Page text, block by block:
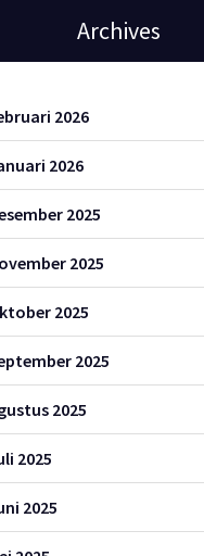
Archives
2026
2026
2025
2025
2025
2025
2025
2025
2025